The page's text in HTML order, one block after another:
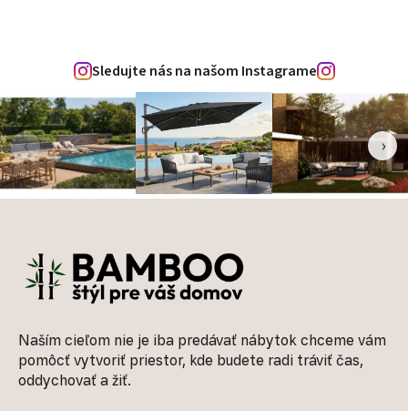
Sledujte nás na našom Instagrame
‹ ›
Naším cieľom nie je iba predávať nábytok chceme vám
pomôcť vytvoriť priestor, kde budete radi tráviť čas,
oddychovať a žiť.